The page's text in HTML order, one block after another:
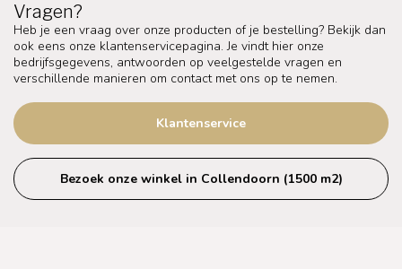
Vragen?
Heb je een vraag over onze producten of je bestelling? Bekijk dan
ook eens onze klantenservicepagina. Je vindt hier onze
bedrijfsgegevens, antwoorden op veelgestelde vragen en
verschillende manieren om contact met ons op te nemen.
Klantenservice
Bezoek onze winkel in Collendoorn (1500 m2)